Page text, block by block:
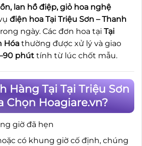
lan hồ điệp, giỏ hoa nghệ
điện hoa Tại Triệu Sơn – Thanh
ngày. Các đơn hoa tại Tại
Hóa thường được xử lý và giao
phút tính từ lúc chốt mẫu.
Hàng Tại Tại Triệu Sơn
Chọn Hoagiare.vn?
giờ đã hẹn
có khung giờ cố định, chúng